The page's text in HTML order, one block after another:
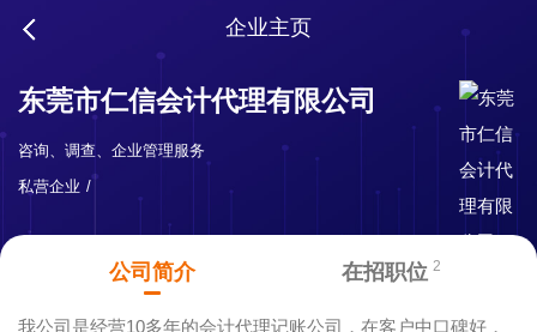
企业主页
东莞市仁信会计代理有限公司
咨询、调查、企业管理服务
私营企业
公司简介 在招职位 2
我公司是经营10多年的会计代理记账公司，在客户中口碑好，